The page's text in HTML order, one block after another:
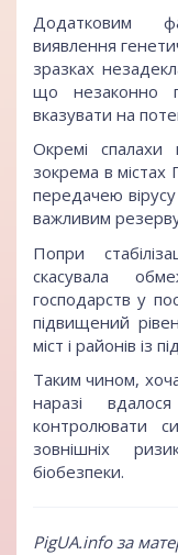
Додатковим
виявлення
зразках
що незаконно
вказувати на
Окремі спалахи
зокрема в містах
передачею
важливим
Попри
скасувала
господарств у
підвищений
міст і районів із
Таким чином,
наразі
контролювати
зовнішніх
біобезпеки.
PigUA.info за